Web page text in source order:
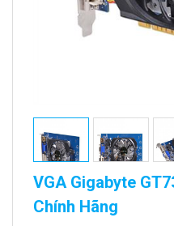
VGA Gigabyte
Chính Hãng